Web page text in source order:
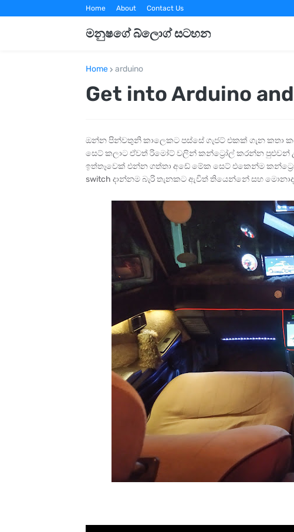
Home About Contact Us
මනුෂගේ බ්ලොග් සටහන
Home arduino
Get into Arduino
ඔන්න පින්වතුනි කාලෙකට පස්සේ ගැජට් එකක් ගැන කතා
සෙට් කලාට ඒවත් රිමෝට් වලින් කන්ට්‍රෝල් කරන්න පුළුවන්
ඉත්තෑවෙක් එන්න ගත්තා අඩේ මේක සෙට් එකෙන්ම
switch දාන්නම බැරි තැනකට ඇවිත් තියෙන්නේ සහ